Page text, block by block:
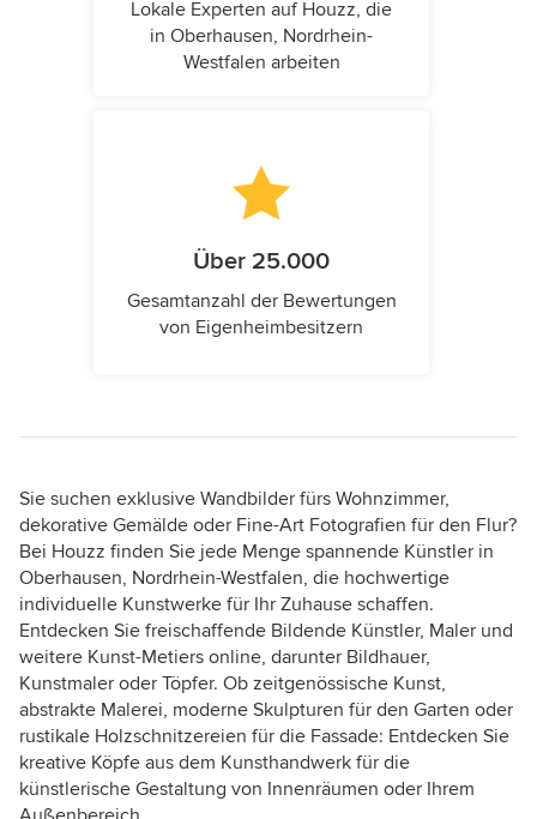
Lokale Experten auf Houzz, die
in Oberhausen, Nordrhein-
Westfalen arbeiten
Über 25.000
Gesamtanzahl der Bewertungen
von Eigenheimbesitzern
Sie suchen exklusive Wandbilder fürs Wohnzimmer,
dekorative Gemälde oder Fine-Art Fotografien für den Flur?
Bei Houzz finden Sie jede Menge spannende Künstler in
Oberhausen, Nordrhein-Westfalen, die hochwertige
individuelle Kunstwerke für Ihr Zuhause schaffen.
Entdecken Sie freischaffende Bildende Künstler, Maler und
weitere Kunst-Metiers online, darunter Bildhauer,
Kunstmaler oder Töpfer. Ob zeitgenössische Kunst,
abstrakte Malerei, moderne Skulpturen für den Garten oder
rustikale Holzschnitzereien für die Fassade: Entdecken Sie
kreative Köpfe aus dem Kunsthandwerk für die
künstlerische Gestaltung von Innenräumen oder Ihrem